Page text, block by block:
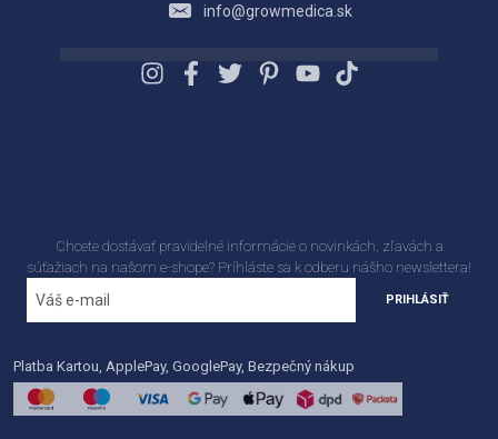
info@growmedica.sk
Chcete dostávať pravidelné informácie o novinkách, zľavách a
súťažiach na našom e-shope? Príhláste sa k odberu nášho newslettera!
PRIHLÁSIŤ
Platba Kartou, ApplePay, GooglePay, Bezpečný nákup